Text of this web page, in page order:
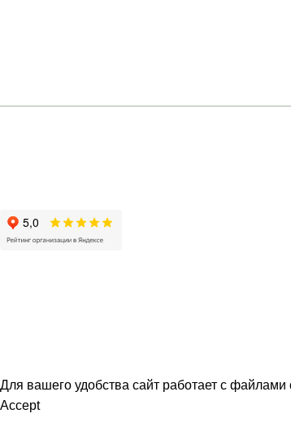
Для вашего удобства сайт работает с
Accept